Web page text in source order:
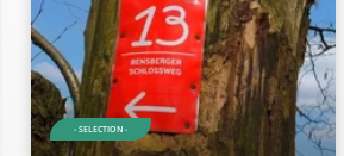
- SELECTION -